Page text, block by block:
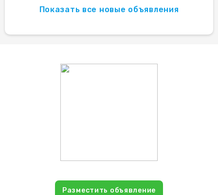
Показать все новые объявления
Разместить объявление